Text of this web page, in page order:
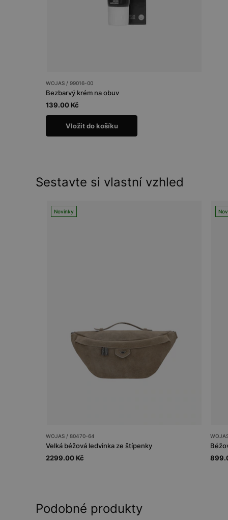
WOJAS / 99016-00
Bezbarvý krém na obuv
139.00 Kč
Vložit do košíku
Sestavte si vlastní vzhled
Novinky
WOJAS / 80470-64
Velká béžová ledvinka ze štípenky
2299.00 Kč
Podobné produkty